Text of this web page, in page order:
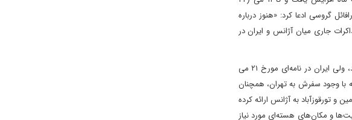
از گزارش رافائل گروسی ادعا کرد: ‌«هنوز درباره
جاری میان آژانس و ایران در
مدیرکل آژانس یادآور شد که گفت‌وگوها با ایران در پی سانحه بالگرد حامل رئیس‌جمهوری ایران برای مدتی با وقفه مواجه شد، ولی ایران در نامه‌ای مورخ ۲۱ می‌
که با وجود سفرش به تهران، همچنان
و تورقوزآباد به آژانس ارائه کرده‌
و مکان‌های هسته‌ای مورد نیاز